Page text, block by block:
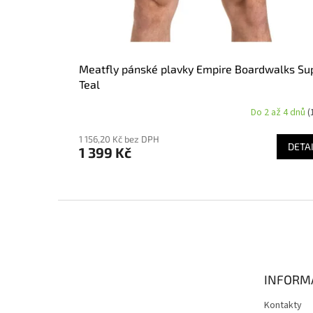
Meatfly pánské plavky Empire Boardwalks
Teal
Do 2 až 4 dnů
1 156,20 Kč bez DPH
1 399 Kč
Kontakty